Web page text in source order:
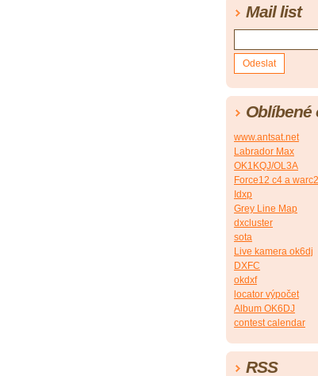
Mail list
Oblíbené
www.antsat.net
Labrador Max
OK1KQJ/OL3A
Force12 c4 a
Idxp
Grey Line Map
dxcluster
sota
Live kamera ok6dj
DXFC
okdxf
locator výpočet
Album OK6DJ
contest calendar
RSS